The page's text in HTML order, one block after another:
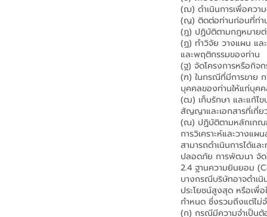
(ฌ) ดำเนินการเพื่อควา
(ญ) ติดต่อท่านก่อนที่ท่า
(ฎ) ปฏิบัติตามกฎหมายต่
(ฏ) ทำวิจัย วางแผน แล
และพฤติกรรมของท่าน
(ฐ) จัดโครงการหรือกิจ
(ฑ) ในกรณีที่มีการขาย
บุคคลของท่านให้แก่บุค
(ฒ) เก็บรักษา และแก้ไ
สัญญาและเอกสารที่เกี่ย
(ณ) ปฏิบัติตามหลักเกณฑ์
การวิเคราะห์และวางแ
สามารถดำเนินการได้แ
ปลอดภัย การพัฒนา จัดใ
2.4 ฐานความยินยอม
บางกรณีบริษัทอาจดำเนิ
ประโยชน์สูงสุด หรือเพื่
กำหนด ซึ่งรวมถึงแต่ไม่
(ก) กรณีมีความจำเป็นต้